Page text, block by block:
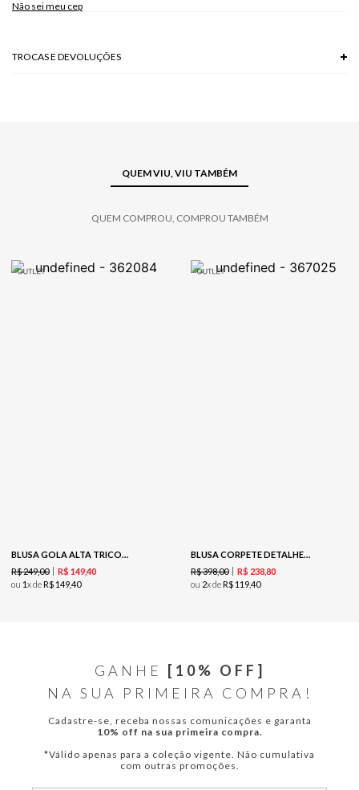
Não sei meu cep
TROCAS E DEVOLUÇÕES
QUEM VIU, VIU TAMBÉM
QUEM COMPROU, COMPROU TAMBÉM
BLUSA GOLA ALTA TRICOT - GELO
R$249,00 R$ 14940
ou 1x deR$ 14940
BLUSA CORPETE DETALHE V - RED
R$398,00 R$ 23880
ou 2x deR$ 11940
GANHE
[10% OFF]
NA SUA PRIMEIRA COMPRA!
Cadastre-se, receba nossas comunicações e garanta
10% off na sua primeira compra.
*Válido apenas para a coleção vigente. Não cumulativa
com outras promoções.